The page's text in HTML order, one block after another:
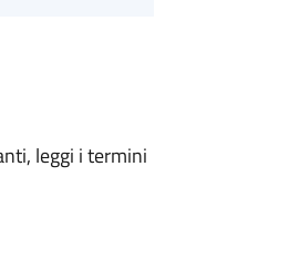
leggi i termini